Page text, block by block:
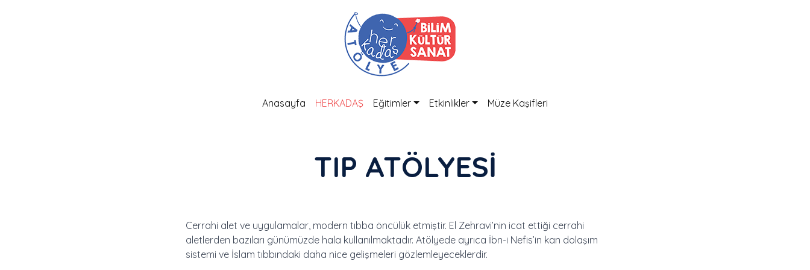
Anasayfa HERKADAŞ Eğitimler Etkinlikler Müze Kaşifleri
TIP ATÖLYESİ
Cerrahi alet ve uygulamalar, modern tıbba öncülük etmiştir. El Zehravi’nin icat ettiği cerrahi
aletlerden bazıları günümüzde hala kullanılmaktadır. Atölyede ayrıca İbn-i Nefis’in kan dolaşım
sistemi ve İslam tıbbındaki daha nice gelişmeleri gözlemleyeceklerdir.